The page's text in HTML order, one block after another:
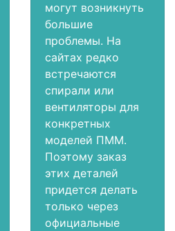
могут возникнуть
большие
проблемы. На
сайтах редко
встречаются
спирали или
вентиляторы для
конкретных
моделей ПММ.
Поэтому заказ
этих деталей
придется делать
только через
официальные